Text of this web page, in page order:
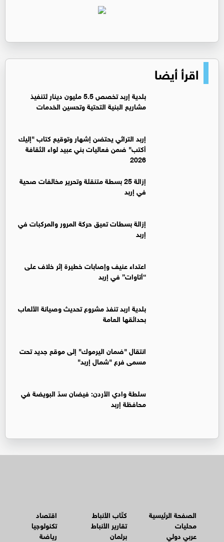
اقرأ أيضا
بلدية إربد تخصص 5.5 مليون دينار لتنفيذ
مشاريع البنية التحتية وتحسين الخدمات
إربد التراثي يحتضن إشهار وتوقيع كتاب "إليك
أكتب" ضمن فعاليات بني عبيد لواء الثقافة
2026
إزالة 25 بسطة متنقلة وتحرير مخالفات صحية
في إربد
إزالة بسطات تعيق حركة المرور والمركبات في
إربد
اعتداء عنيف وإصابات خطيرة إثر خلاف على
“أتاوات” في إربد
بلدية اربد تنفذ مشروع تحديث وصيانة الألعاب
بحدائقها العامة
انتقال "ضمان اليرموك" إلى موقع جديد تحت
مسمى فرع "شمال إربد"
سلطة وادي الأردن: فيضان سدّ البويضة في
محافظة إربد
الصفحة الرئيسية
محليات
عربي دولي
كتّاب الأنباط
تقارير الأنباط
برلمان
اقتصاد
تكنولوجيا
رياضة